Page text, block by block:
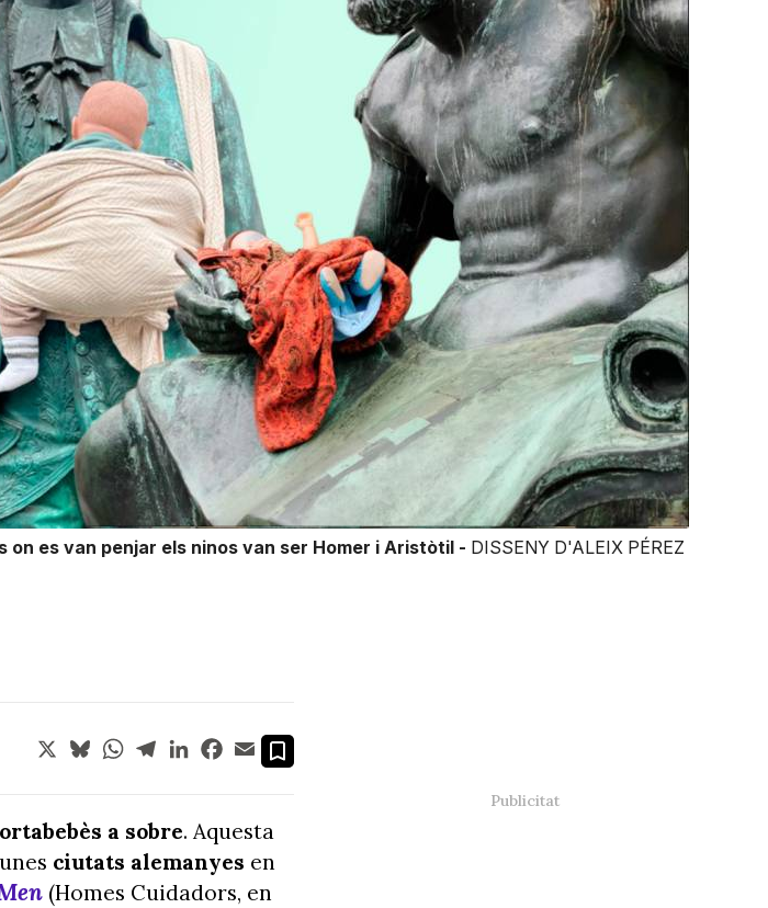
on es van penjar els ninos van ser Homer i Aristòtil - DISSENY D'ALEIX PÉREZ
X BlueskyWhatsApp
TelegramLinkedInFacebook
Email
a sobre. Aquesta
ciutats alemanyes en
(Homes Cuidadors, en